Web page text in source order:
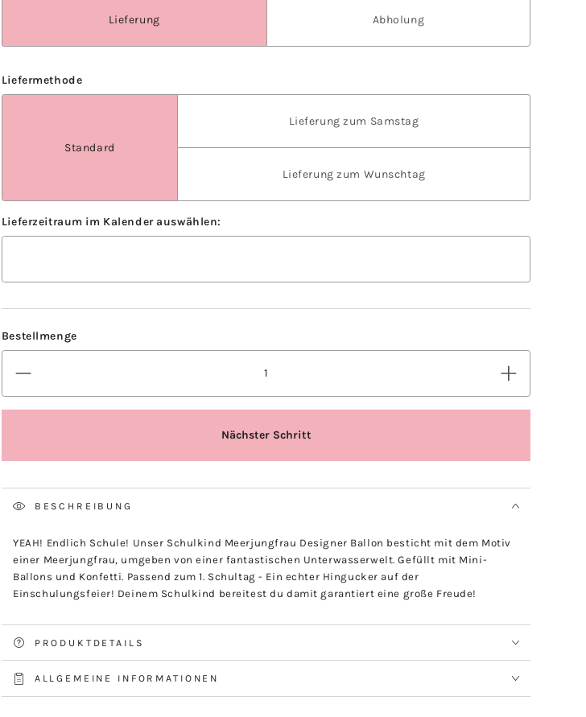
BESCHREIBUNG
YEAH! Endlich Schule! Unser Schulkind Meerjungfrau Designer Ballon besticht mit dem Motiv
einer Meerjungfrau, umgeben von einer fantastischen Unterwasserwelt. Gefüllt mit Mini-
Ballons und Konfetti. Passend zum 1. Schultag - Ein echter Hingucker auf der
Einschulungsfeier! Deinem Schulkind bereitest du damit garantiert eine große Freude!
PRODUKTDETAILS
ALLGEMEINE INFORMATIONEN